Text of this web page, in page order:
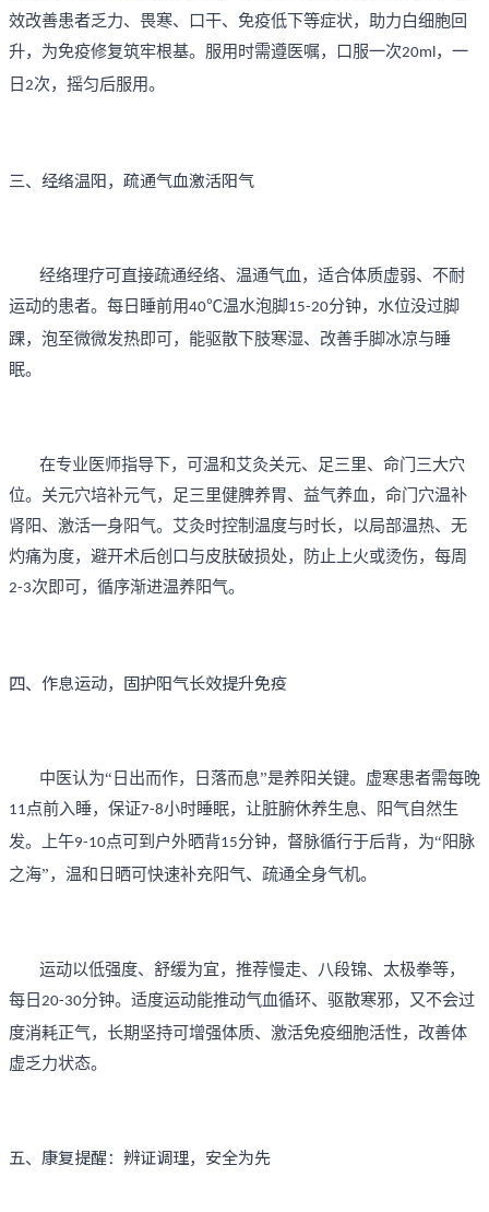
效改善患者乏力、畏寒、口干、免疫低下等症状，助力白细胞回
升，为免疫修复筑牢根基。服用时需遵医嘱，口服一次20ml，一
日 2次，摇匀后服用。
三、经络温阳，疏通气血激活阳气
经络理疗可直接疏通经络、温通气血，适合体质虚弱、不耐
运动的患者。每日睡前用40℃温水泡脚15-20分钟，水位没过脚
踝，泡至微微发热即可，能驱散下肢寒湿、改善手脚冰凉与睡
眠。
在专业医师指导下，可温和艾灸关元、足三里、命门三大穴
位。关元穴培补元气，足三里健脾养胃、益气养血，命门穴温补
肾阳、激活一身阳气。艾灸时控制温度与时长，以局部温热、无
灼痛为度，避开术后创口与皮肤破损处，防止上火或烫伤，每周
2-3次即可，循序渐进温养阳气。
四、作息运动，固护阳气长效提升免疫
中医认为“日出而作，日落而息”是养阳关键。虚寒患者需每晚
11 点前入睡，保证7-8小时睡眠，让脏腑休养生息、阳气自然生
发。上午9-10点可到户外晒背15分钟，督脉循行于后背，为“阳脉
之海”，温和日晒可快速补充阳气、疏通全身气机。
运动以低强度、舒缓为宜，推荐慢走、八段锦、太极拳等，
每日 20-30分钟。适度运动能推动气血循环、驱散寒邪，又不会过
度消耗正气，长期坚持可增强体质、激活免疫细胞活性，改善体
虚乏力状态。
五、康复提醒：辨证调理，安全为先